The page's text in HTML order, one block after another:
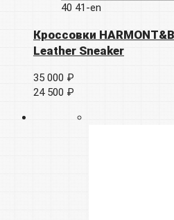
40 41-en
Кроссовки
Leather Sneaker
35 000 ₽
24 500 ₽